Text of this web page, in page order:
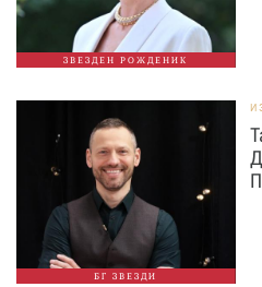
ЗВЕЗДЕН РОЖДЕНИК
БГ ЗВЕЗДИ